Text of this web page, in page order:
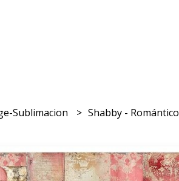
Sublimacion
Shabby - Romántico